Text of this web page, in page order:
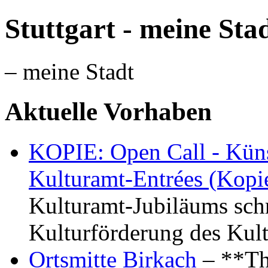
Stuttgart - meine
– meine Stadt
Aktuelle Vorhaben
KOPIE: Open Call -
Kulturamt-Entrées
Kulturamt-Jubiläums
Kulturförderung des
Ortsmitte Birkach –